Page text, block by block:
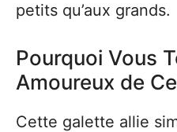
petits qu’aux grands.
Pourquoi Vous
Amoureux de
Cette galette allie